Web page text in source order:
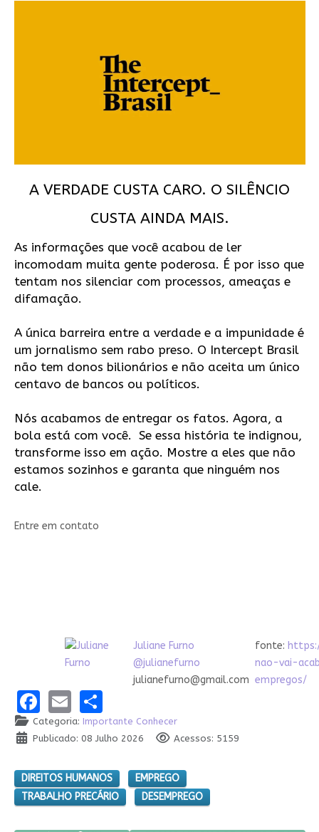
A VERDADE CUSTA CARO. O SILÊNCIO
CUSTA AINDA MAIS.
As informações que você acabou de ler
incomodam muita gente poderosa. É por isso que
tentam nos silenciar com processos, ameaças e
difamação.
A única barreira entre a verdade e a impunidade é
um jornalismo sem rabo preso. O Intercept Brasil
não tem donos bilionários e não aceita um único
centavo de bancos ou políticos.
Nós acabamos de entregar os fatos. Agora, a
bola está com você. Se essa história te indignou,
transforme isso em ação. Mostre a eles que não
estamos sozinhos e garanta que ninguém nos
cale.
Entre em contato
Juliane Furno
@julianefurno
julianefurno@gmail.com
fonte:
nao-vai-
empregos/
Facebook
EmailShare
Categoria: Importante Conhecer
Publicado: 08 Julho 2026
Acessos: 5159
DIREITOS HUMANOS
EMPREGO
TRABALHO PRECÁRIO
DESEMPREGO